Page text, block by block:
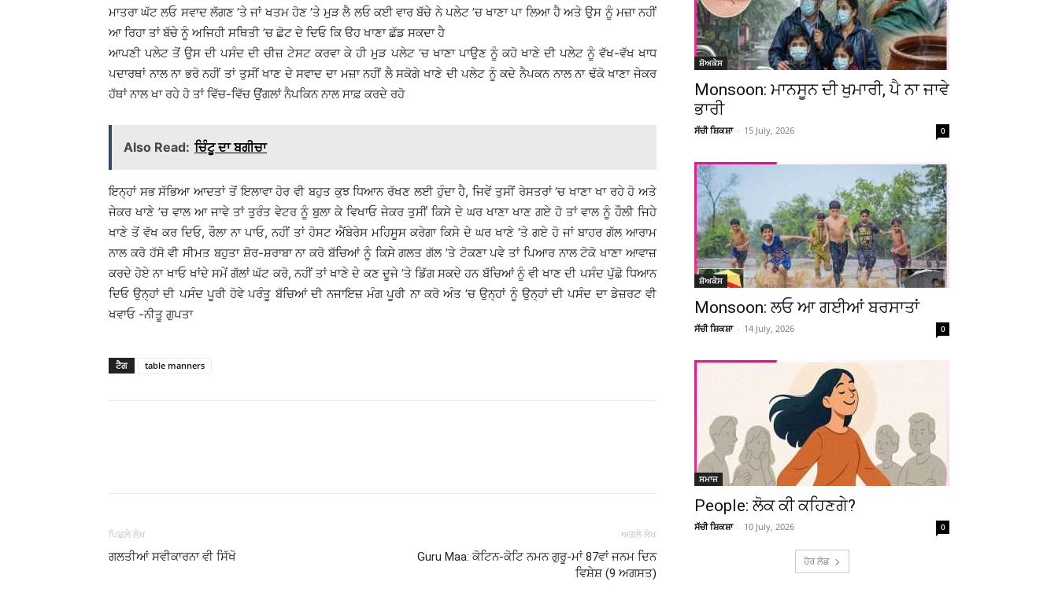
ਮਾਤਰਾ ਘੱਟ ਲਓ ਸਵਾਦ ਲੱਗਣ ’ਤੇ ਜਾਂ ਖਤਮ ਹੋਣ ’ਤੇ ਮੁੜ ਲੈ ਲਓ ਕਈ ਵਾਰ ਬੱਚੇ ਨੇ ਪਲੇਟ ’ਚ ਖਾਣਾ ਪਾ ਲਿਆ ਹੈ ਅਤੇ ਉਸ ਨੂੰ ਮਜ਼ਾ ਨਹੀਂ
ਆ ਰਿਹਾ ਤਾਂ ਬੱਚੇ ਨੂੰ ਅਜਿਹੀ ਸਥਿਤੀ ’ਚ ਛੋਟ ਦੇ ਦਿਓ ਕਿ ੳਹ ਖਾਣਾ ਛੱਡ ਸਕਦਾ ਹੈ
ਆਪਣੀ ਪਲੇਟ ਤੋਂ ਉਸ ਦੀ ਪਸੰਦ ਦੀ ਚੀਜ਼ ਟੇਸਟ ਕਰਵਾ ਕੇ ਹੀ ਮੁੜ ਪਲੇਟ ’ਚ ਖਾਣਾ ਪਾਉਣ ਨੂੰ ਕਹੋ ਖਾਣੇ ਦੀ ਪਲੇਟ ਨੂੰ ਵੱਖ-ਵੱਖ ਖਾਧ
ਪਦਾਰਥਾਂ ਨਾਲ ਨਾ ਭਰੋ ਨਹੀਂ ਤਾਂ ਤੁਸੀਂ ਖਾਣ ਦੇ ਸਵਾਦ ਦਾ ਮਜ਼ਾ ਨਹੀਂ ਲੈ ਸਕੋਗੇ ਖਾਣੇ ਦੀ ਪਲੇਟ ਨੂੰ ਕਦੇ ਨੈਪਕਨ ਨਾਲ ਨਾ ਢੱਕੋ ਖਾਣਾ ਜੇਕਰ
ਹੱਥਾਂ ਨਾਲ ਖਾ ਰਹੇ ਹੋ ਤਾਂ ਵਿੱਚ-ਵਿੱਚ ਉਂਗਲਾਂ ਨੈਪਕਿਨ ਨਾਲ ਸਾਫ਼ ਕਰਦੇ ਰਹੋ
Also Read: ਚਿੰਟੂ ਦਾ ਬਗੀਚਾ
ਇਨ੍ਹਾਂ ਸਭ ਸੱਭਿਆ ਆਦਤਾਂ ਤੋਂ ਇਲਾਵਾ ਹੋਰ ਵੀ ਬਹੁਤ ਕੁਝ ਧਿਆਨ ਰੱਖਣ ਲਈ ਹੁੰਦਾ ਹੈ, ਜਿਵੇਂ ਤੁਸੀਂ ਰੇਸਤਰਾਂ ’ਚ ਖਾਣਾ ਖਾ ਰਹੇ ਹੋ ਅਤੇ
ਜੇਕਰ ਖਾਣੇ ’ਚ ਵਾਲ ਆ ਜਾਵੇ ਤਾਂ ਤੁਰੰਤ ਵੇਟਰ ਨੂੰ ਬੁਲਾ ਕੇ ਵਿਖਾਓ ਜੇਕਰ ਤੁਸੀਂ ਕਿਸੇ ਦੇ ਘਰ ਖਾਣਾ ਖਾਣ ਗਏ ਹੋ ਤਾਂ ਵਾਲ ਨੂੰ ਹੌਲੀ ਜਿਹੇ
ਖਾਣੇ ਤੋਂ ਵੱਖ ਕਰ ਦਿਓ, ਰੌਲਾ ਨਾ ਪਾਓ, ਨਹੀਂ ਤਾਂ ਹੋਸਟ ਐਂਬੇਰੇਸ ਮਹਿਸੂਸ ਕਰੇਗਾ ਕਿਸੇ ਦੇ ਘਰ ਖਾਣੇ ’ਤੇ ਗਏ ਹੋ ਜਾਂ ਬਾਹਰ ਗੱਲ ਆਰਾਮ
ਨਾਲ ਕਰੋ ਹੱਸੋ ਵੀ ਸੀਮਤ ਬਹੁਤਾ ਸ਼ੋਰ-ਸ਼ਰਾਬਾ ਨਾ ਕਰੋ ਬੱਚਿਆਂ ਨੂੰ ਕਿਸੇ ਗਲਤ ਗੱਲ ’ਤੇ ਟੋਕਣਾ ਪਵੇ ਤਾਂ ਪਿਆਰ ਨਾਲ ਟੋਕੋ ਖਾਣਾ ਆਵਾਜ਼
ਕਰਦੇ ਹੋਏ ਨਾ ਖਾਓ ਖਾਂਦੇ ਸਮੇਂ ਗੱਲਾਂ ਘੱਟ ਕਰੋ, ਨਹੀਂ ਤਾਂ ਖਾਣੇ ਦੇ ਕਣ ਦੂਜੇ ’ਤੇ ਡਿੱਗ ਸਕਦੇ ਹਨ ਬੱਚਿਆਂ ਨੂੰ ਵੀ ਖਾਣ ਦੀ ਪਸੰਦ ਪੁੱਛੋ ਧਿਆਨ
ਦਿਓ ਉਨ੍ਹਾਂ ਦੀ ਪਸੰਦ ਪੂਰੀ ਹੋਵੇ ਪਰੰਤੂ ਬੱਚਿਆਂ ਦੀ ਨਜਾਇਜ਼ ਮੰਗ ਪੂਰੀ ਨਾ ਕਰੋ ਅੰਤ ’ਚ ਉਨ੍ਹਾਂ ਨੂੰ ਉਨ੍ਹਾਂ ਦੀ ਪਸੰਦ ਦਾ ਡੇਜ਼ਰਟ ਵੀ
ਖਵਾਓ -ਨੀਤੂ ਗੁਪਤਾ
ਟੈਗ table manners
Telegram Copy URL
ਪਿਛਲੇ ਲੇਖ
ਗਲਤੀਆਂ ਸਵੀਕਾਰਨਾ ਵੀ ਸਿੱਖੋ
ਅਗਲੇ ਲੇਖ
Guru Maa: ਕੋਟਿਨ-ਕੋਟਿ ਨਮਨ ਗੁਰੂ-ਮਾਂ 87ਵਾਂ ਜਨਮ ਦਿਨ
ਵਿਸ਼ੇਸ਼ (9 ਅਗਸਤ)
ਸ਼ੋਅਕੇਸ
Monsoon: ਮਾਨਸੂਨ ਦੀ ਖੁਮਾਰੀ, ਪੈ ਨਾ ਜਾਵੇ
ਭਾਰੀ
ਸੱਚੀ ਸ਼ਿਕਸ਼ਾ - 15 July, 2026 0
ਸ਼ੋਅਕੇਸ
Monsoon: ਲਓ ਆ ਗਈਆਂ ਬਰਸਾਤਾਂ
ਸੱਚੀ ਸ਼ਿਕਸ਼ਾ - 14 July, 2026 0
ਸਮਾਜ
People: ਲੋਕ ਕੀ ਕਹਿਣਗੇ?
ਸੱਚੀ ਸ਼ਿਕਸ਼ਾ - 10 July, 2026 0
ਹੋਰ ਲੋਡ